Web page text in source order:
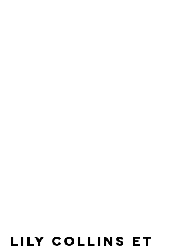
Lily Collins et